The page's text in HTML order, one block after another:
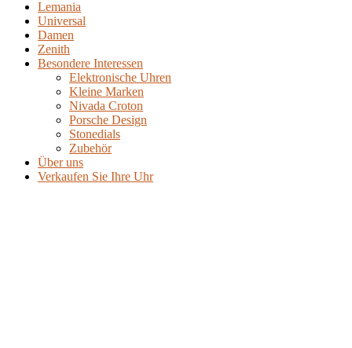
Lemania
Universal
Damen
Zenith
Besondere Interessen
Elektronische Uhren
Kleine Marken
Nivada Croton
Porsche Design
Stonedials
Zubehör
Über uns
Verkaufen Sie Ihre Uhr